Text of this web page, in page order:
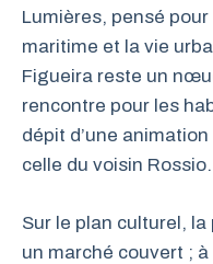
Lumières, pensé
maritime et la vie
Figueira reste un
rencontre pour les
dépit d’une
celle du voisin Rossio.
Sur le plan culturel,
un marché couvert ; à